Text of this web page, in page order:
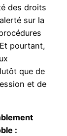
des droits
sur la
pourtant,
que de
et de
: